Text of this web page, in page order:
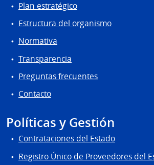
Plan estratégico
Estructura del organismo
Normativa
Transparencia
Preguntas frecuentes
Contacto
Políticas y Gestión
Contrataciones del Estado
Registro Único de Proveedores del